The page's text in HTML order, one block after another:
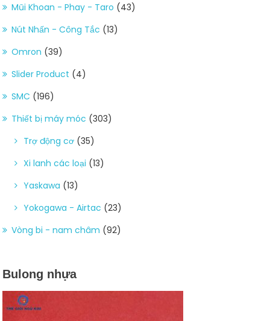
Mũi Khoan - Phay - Taro (43)
Nút Nhấn - Công Tắc (13)
Omron (39)
Slider Product (4)
SMC (196)
Thiết bị máy móc (303)
Trợ động cơ (35)
Xi lanh các loại (13)
Yaskawa (13)
Yokogawa - Airtac (23)
Vòng bi - nam châm (92)
Bulong nhựa